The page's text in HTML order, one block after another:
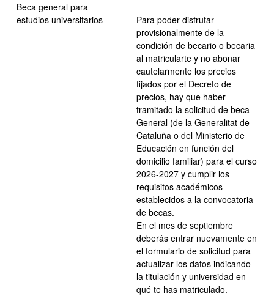
Beca general para
estudios universitarios
Para poder disfrutar
provisionalmente de la
condición de becario o becaria
al matricularte y no abonar
cautelarmente los precios
fijados por el Decreto de
precios, hay que haber
tramitado la solicitud de beca
General (de la Generalitat de
Cataluña o del Ministerio de
Educación en función del
domicilio familiar) para el curso
2026-2027 y cumplir los
requisitos académicos
establecidos a la convocatoria
de becas.
En el mes de septiembre
deberás entrar nuevamente en
el formulario de solicitud para
actualizar los datos indicando
la titulación y universidad en
qué te has matriculado.